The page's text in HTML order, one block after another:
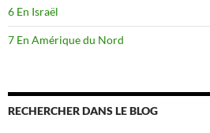
6 En Israël
7 En Amérique du Nord
RECHERCHER DANS LE BLOG